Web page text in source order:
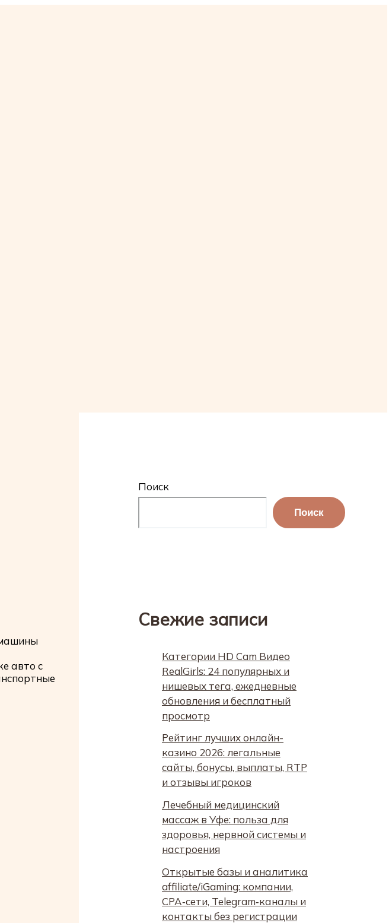
авто с
Поиск
Поиск
Свежие записи
Категории HD Cam Видео
RealGirls: 24 популярных и
нишевых тега, ежедневные
обновления и бесплатный
просмотр
Рейтинг лучших онлайн-
казино 2026: легальные
сайты, бонусы, выплаты, RTP
и отзывы игроков
Лечебный медицинский
массаж в Уфе: польза для
здоровья, нервной системы и
настроения
Открытые базы и аналитика
affiliate/iGaming: компании,
CPA‑сети, Telegram‑каналы и
контакты без регистрации